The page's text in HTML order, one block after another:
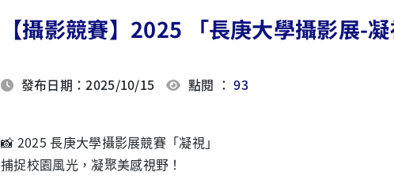
【攝影競賽】2025 「長庚大學攝影展-
發布日期：2025/10/15 點閱 ：93
📸 2025 長庚大學攝影展競賽「凝視」
捕捉校園風光，凝聚美感視野！